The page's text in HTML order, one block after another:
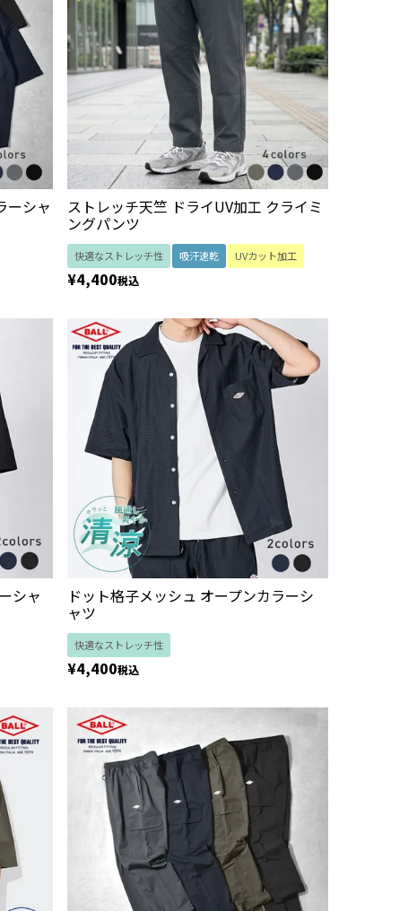
ーシャ ストレッチ天竺 ドライUV加工 クライミ
ングパンツ
快適なストレッチ性 吸汗速乾 UVカット加工
¥4,400税込
シャ ドット格子メッシュ オープンカラーシ
ャツ
快適なストレッチ性
¥4,400税込